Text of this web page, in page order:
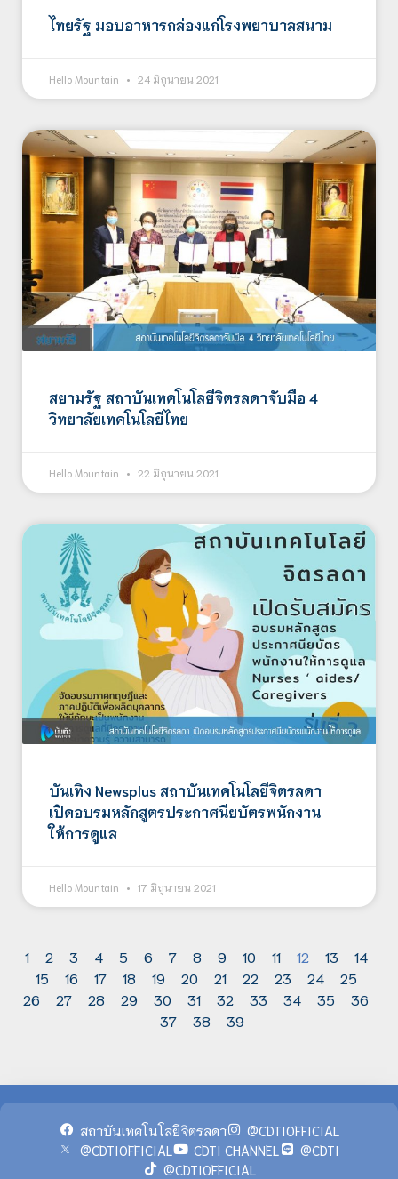
ไทยรัฐ มอบอาหารกล่องแก่โรงพยาบาลสนาม
Hello Mountain 24 มิถุนายน 2021
สยามรัฐ สถาบันเทคโนโลยีจิตรลดาจับมือ 4
วิทยาลัยเทคโนโลยีไทย
Hello Mountain 22 มิถุนายน 2021
บันเทิง Newsplus สถาบันเทคโนโลยีจิตรลดา
เปิดอบรมหลักสูตรประกาศนียบัตรพนักงาน
ให้การดูแล
Hello Mountain 17 มิถุนายน 2021
1 2 3 4 5 6 7 8 9 10 11 12 13
14
15
16 17 18 19 20 21 22 23 24
25
26
27 28 29 30 31 32 33 34 35
36
37
38 39
สถาบันเทคโนโลยีจิตรลดา
@CDTIOFFICIAL
@CDTIOFFICIAL
CDTI CHANNEL
@CDTI
@CDTIOFFICIAL